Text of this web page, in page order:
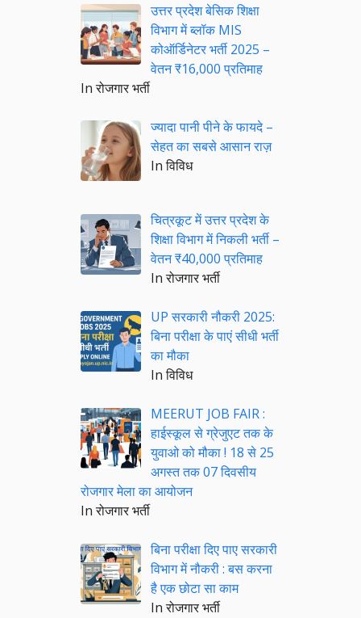
उत्तर प्रदेश बेसिक शिक्षा
विभाग में ब्लॉक MIS
कोऑर्डिनेटर भर्ती 2025 –
वेतन ₹16,000 प्रतिमाह
In रोजगार भर्ती
ज्यादा पानी पीने के फायदे –
सेहत का सबसे आसान राज़
In विविध
चित्रकूट में उत्तर प्रदेश के
शिक्षा विभाग में निकली भर्ती –
वेतन ₹40,000 प्रतिमाह
In रोजगार भर्ती
UP सरकारी नौकरी 2025:
बिना परीक्षा के पाएं सीधी भर्ती
का मौका
In विविध
MEERUT JOB FAIR :
हाईस्कूल से ग्रेजुएट तक के
युवाओ को मौका ! 18 से 25
अगस्त तक 07 दिवसीय
रोजगार मेला का आयोजन
In रोजगार भर्ती
बिना परीक्षा दिए पाए सरकारी
विभाग में नौकरी : बस करना
है एक छोटा सा काम
In रोजगार भर्ती